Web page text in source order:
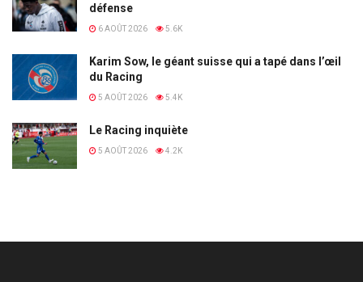
défense
6 AOÛT 2026 5.6K
Karim Sow, le géant suisse qui a tapé dans l’œil
du Racing
5 AOÛT 2026 5.4K
Le Racing inquiète
5 AOÛT 2026 4.2K